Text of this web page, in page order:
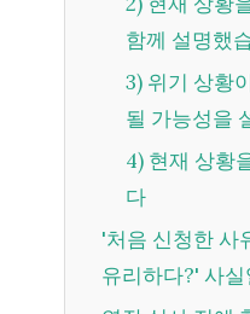
함께 설명했
3) 위기 상황이 앞으로도 당분간 계속
될 가능성을
4) 현재 상황을 사실대로 설명했습니
다
'처음 신청한 사유와 다른 사유를 말하면
유리하다?' 사